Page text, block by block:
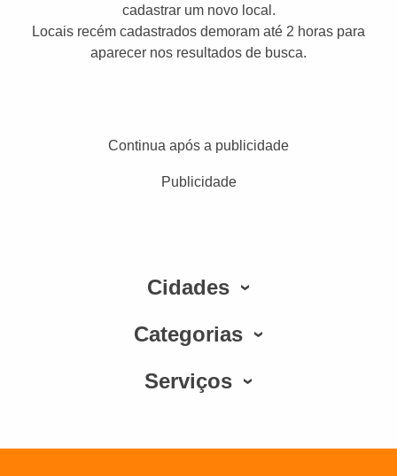
cadastrar um novo local.
Locais recém cadastrados demoram até 2 horas para
aparecer nos resultados de busca.
Continua após a publicidade
Publicidade
Cidades
Categorias
Serviços